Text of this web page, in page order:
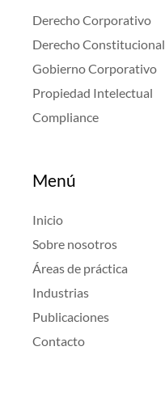
Derecho Corporativo
Derecho Constitucional
Gobierno Corporativo
Propiedad Intelectual
Compliance
Menú
Inicio
Sobre nosotros
Áreas de práctica
Industrias
Publicaciones
Contacto